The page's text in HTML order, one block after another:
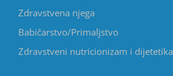
Zdravstvena njega
Babičarstvo/Primaljstvo
Zdravstveni nutricionizam i dijetetika